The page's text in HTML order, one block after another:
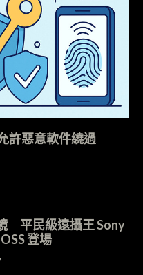
惡意軟件繞過
平民級遠攝王 Sony
登場